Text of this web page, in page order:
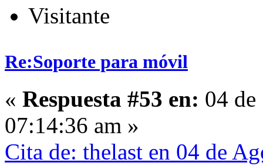
Visitante
Re:Soporte para móvil
« Respuesta #53 en: 04 de
07:14:36 am »
Cita de: thelast en 04 de